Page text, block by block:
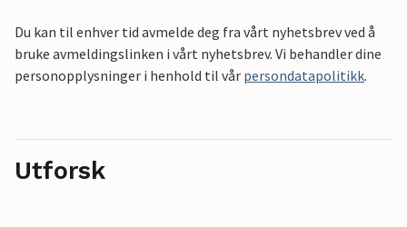
Du kan til enhver tid avmelde deg fra vårt nyhetsbrev ved å
bruke avmeldingslinken i vårt nyhetsbrev. Vi behandler dine
personopplysninger i henhold til vår persondatapolitikk.
Utforsk